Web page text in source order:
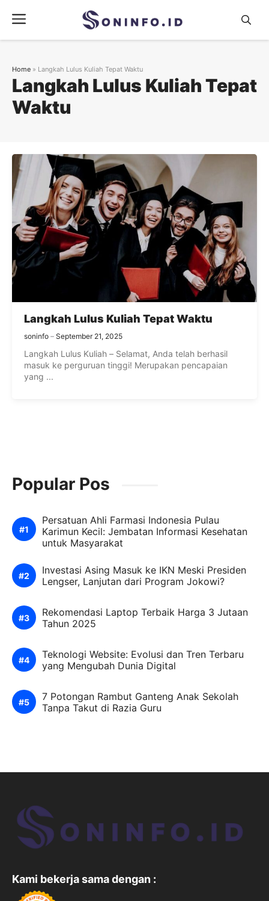
content
Menu
Langkah Lulus Kuliah Tepat
Waktu
Home » Langkah Lulus Kuliah Tepat Waktu
Langkah Lulus Kuliah Tepat Waktu
soninfo September 21, 2025
Langkah Lulus Kuliah – Selamat, Anda telah berhasil
masuk ke perguruan tinggi! Merupakan pencapaian
yang ...
Popular Pos
Persatuan Ahli Farmasi Indonesia Pulau
Karimun Kecil: Jembatan Informasi Kesehatan
untuk Masyarakat
Investasi Asing Masuk ke IKN Meski Presiden
Lengser, Lanjutan dari Program Jokowi?
Rekomendasi Laptop Terbaik Harga 3 Jutaan
Tahun 2025
Teknologi Website: Evolusi dan Tren Terbaru
yang Mengubah Dunia Digital
7 Potongan Rambut Ganteng Anak Sekolah
Tanpa Takut di Razia Guru
Kami bekerja sama dengan :